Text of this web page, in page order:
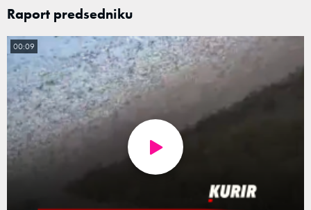
Raport predsedniku
00:09